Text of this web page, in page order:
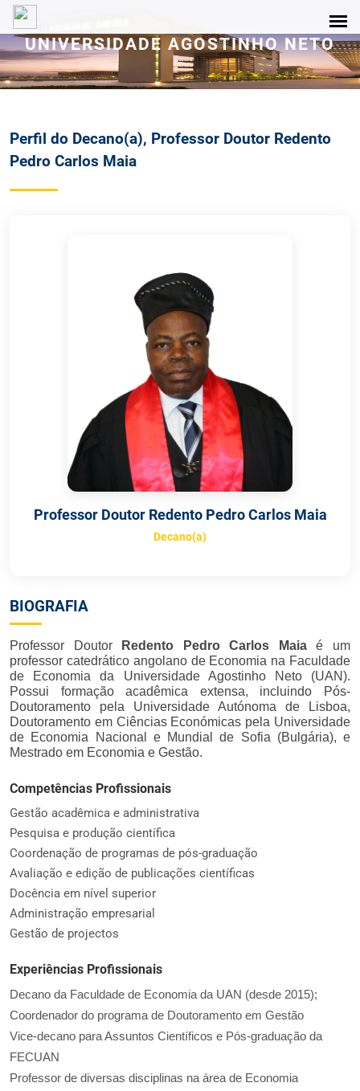
UNIVERSIDADE AGOSTINHO NETO
Perfil do Decano(a), Professor Doutor Redento
Pedro Carlos Maia
Professor Doutor Redento Pedro Carlos Maia
Decano(a)
BIOGRAFIA
Professor DoutorRedento Pedro Carlos Maiaé um
professor catedrático angolano de Economia na Faculdade
de Economia da Universidade Agostinho Neto (UAN).
Possui formação acadêmica extensa, incluindo Pós-
Doutoramento pela Universidade Autónoma de Lisboa,
Doutoramento em Ciências Económicas pela Universidade
de Economia Nacional e Mundial de Sofia (Bulgária), e
Mestrado em Economia e Gestão.
Competências Profissionais
Gestão acadêmica e administrativa
Pesquisa e produção científica
Coordenação de programas de pós-graduação
Avaliação e edição de publicações científicas
Docência em nível superior
Administração empresarial
Gestão de projectos
Experiências Profissionais
Decano da Faculdade de Economia da UAN (desde 2015);
Coordenador do programa de Doutoramento em Gestão
Vice-decano para Assuntos Científicos e Pós-graduação da
FECUAN
Professor de diversas disciplinas na área de Economia